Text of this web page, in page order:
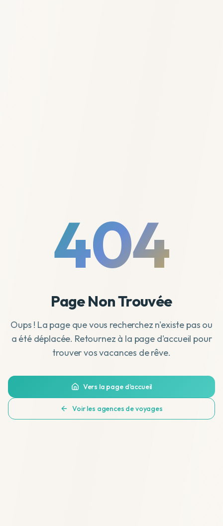
404
Page Non Trouvée
Oups ! La page que vous recherchez n'existe pas ou
a été déplacée. Retournez à la page d'accueil pour
trouver vos vacances de rêve.
Vers la page d'accueil
Voir les agences de voyages